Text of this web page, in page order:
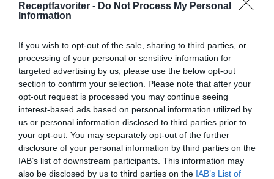
Receptfavoriter - Do Not Process My Personal
Information
If you wish to opt-out of the sale, sharing to third parties, or
processing of your personal or sensitive information for
targeted advertising by us, please use the below opt-out
section to confirm your selection. Please note that after your
opt-out request is processed you may continue seeing
interest-based ads based on personal information utilized by
us or personal information disclosed to third parties prior to
your opt-out. You may separately opt-out of the further
disclosure of your personal information by third parties on the
IAB’s list of downstream participants. This information may
also be disclosed by us to third parties on the IAB’s List of
Rabarbersnaps
Rosa och fin rabarbersnaps. Lägg rabarber i sprit
några veckor så får du rabarbersnaps. Lite socker
kan...